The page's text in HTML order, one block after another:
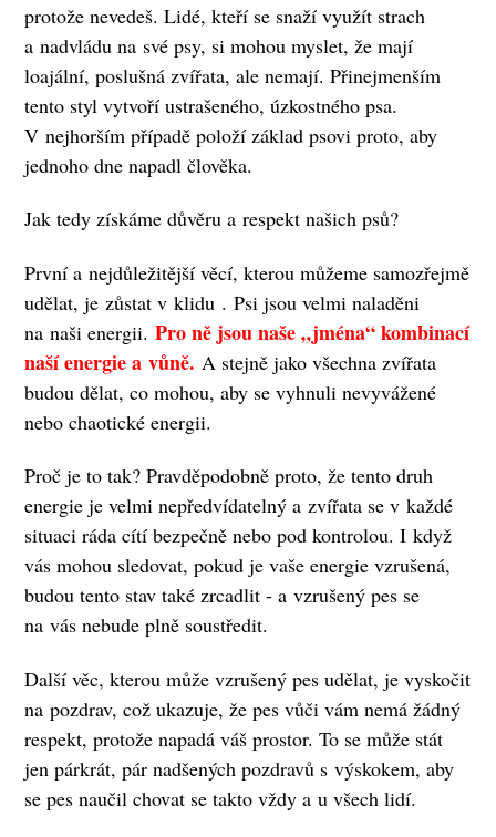
protože nevedeš. Lidé, kteří se snaží využít strach
a nadvládu na své psy, si mohou myslet, že mají
loajální, poslušná zvířata, ale nemají. Přinejmenším
tento styl vytvoří ustrašeného, úzkostného psa.
V nejhorším případě položí základ psovi proto, aby
jednoho dne napadl člověka.
Jak tedy získáme důvěru a respekt našich psů?
První a nejdůležitější věcí, kterou můžeme samozřejmě
udělat, je zůstat v klidu . Psi jsou velmi naladěni
na naši energii. Pro ně jsou naše „jména“ kombinací
naší energie a vůně. A stejně jako všechna zvířata
budou dělat, co mohou, aby se vyhnuli nevyvážené
nebo chaotické energii.
Proč je to tak? Pravděpodobně proto, že tento druh
energie je velmi nepředvídatelný a zvířata se v každé
situaci ráda cítí bezpečně nebo pod kontrolou. I když
vás mohou sledovat, pokud je vaše energie vzrušená,
budou tento stav také zrcadlit - a vzrušený pes se
na vás nebude plně soustředit.
Další věc, kterou může vzrušený pes udělat, je vyskočit
na pozdrav, což ukazuje, že pes vůči vám nemá žádný
respekt, protože napadá váš prostor. To se může stát
jen párkrát, pár nadšených pozdravů s výskokem, aby
se pes naučil chovat se takto vždy a u všech lidí.